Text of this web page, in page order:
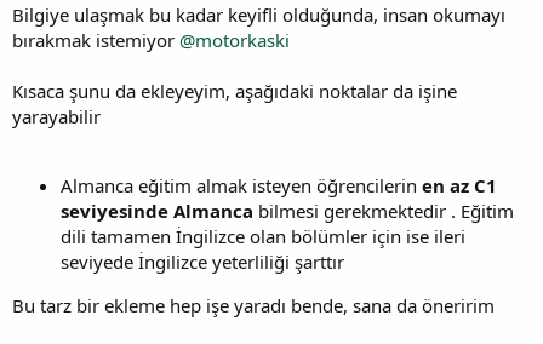
Bilgiye ulaşmak bu kadar keyifli olduğunda, insan okumayı
bırakmak istemiyor @motorkaski
Kısaca şunu da ekleyeyim, aşağıdaki noktalar da işine
yarayabilir
Almanca eğitim almak isteyen öğrencilerin en az C1
seviyesinde Almanca bilmesi gerekmektedir . Eğitim
dili tamamen İngilizce olan bölümler için ise ileri
seviyede İngilizce yeterliliği şarttır
Bu tarz bir ekleme hep işe yaradı bende, sana da öneririm